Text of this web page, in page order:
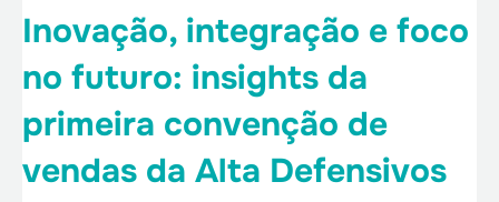
Inovação, integração e foco
no futuro: insights da
primeira convenção de
vendas da Alta Defensivos